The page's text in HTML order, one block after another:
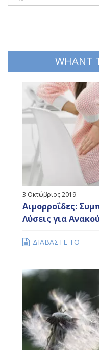
WHANT
3 Οκτώβριος 2019
Αιμορροΐδες:
Λύσεις για
ΔΙΑΒΑΣΤΕ ΤΟ